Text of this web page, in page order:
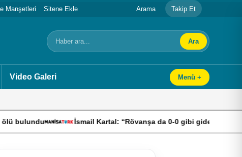
Manşetleri Sitene Ekle Arama Takip Et
Arama Ara
Video Galeri Menü +
İsmail Kartal: “Rövanşa da 0-0 gibi giderek turu geçmek